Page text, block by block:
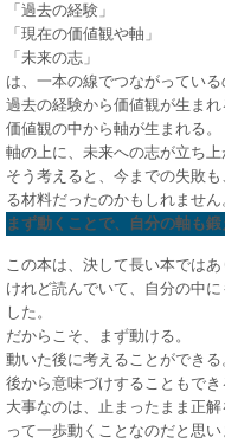
「過去の経験」
「現在の価値観や軸」
「未来の志」
は、一本の線でつながっている
過去の経験から価値観が生まれ
価値観の中から軸が生まれる。
軸の上に、未来への志が立ち上
そう考えると、今までの失敗
る材料だったのかもしれません
まず動くことで、自分の軸も鍛
この本は、決して長い本ではあ
けれど読んでいて、自分の中
した。
だからこそ、まず動ける。
動いた後に考えることができる
後から意味づけすることもでき
大事なのは、止まったまま正
って一歩動くことなのだと思い